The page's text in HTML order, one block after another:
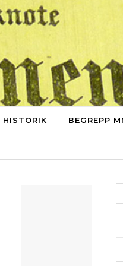
HISTORIK BEGREPP